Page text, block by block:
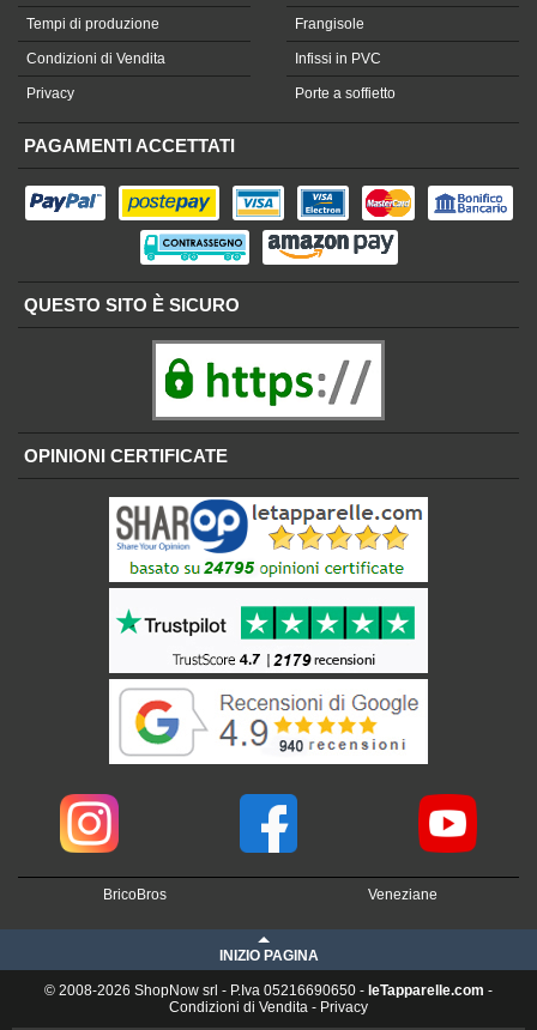
Tempi di produzione
Condizioni di Vendita
Privacy
Frangisole
Infissi in PVC
Porte a soffietto
PAGAMENTI ACCETTATI
QUESTO SITO È SICURO
OPINIONI CERTIFICATE
BricoBros Veneziane
INIZIO PAGINA
© 2008-2026 ShopNow srl - P.Iva 05216690650 - leTapparelle.com -
Condizioni di Vendita - Privacy